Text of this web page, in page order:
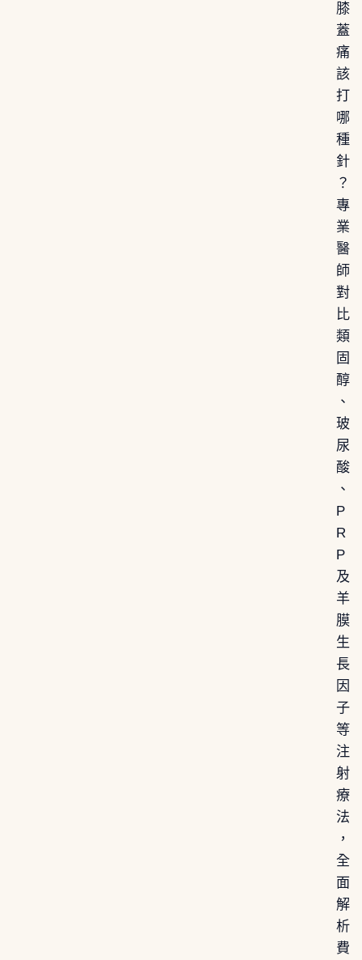
膝
蓋
痛
該
打
哪
種
針
？
專
業
醫
師
對
比
類
固
醇
、
玻
尿
酸
、
P
R
P
及
羊
膜
生
長
因
子
等
注
射
療
法
，
全
面
解
析
費